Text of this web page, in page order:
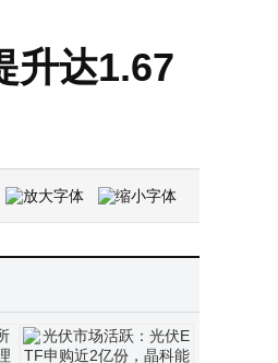
2026上海国际铜工业展观众注册现已开启：五展联动，共拓铜业新机遇
沃克OBF智能工厂启动
升达1.67